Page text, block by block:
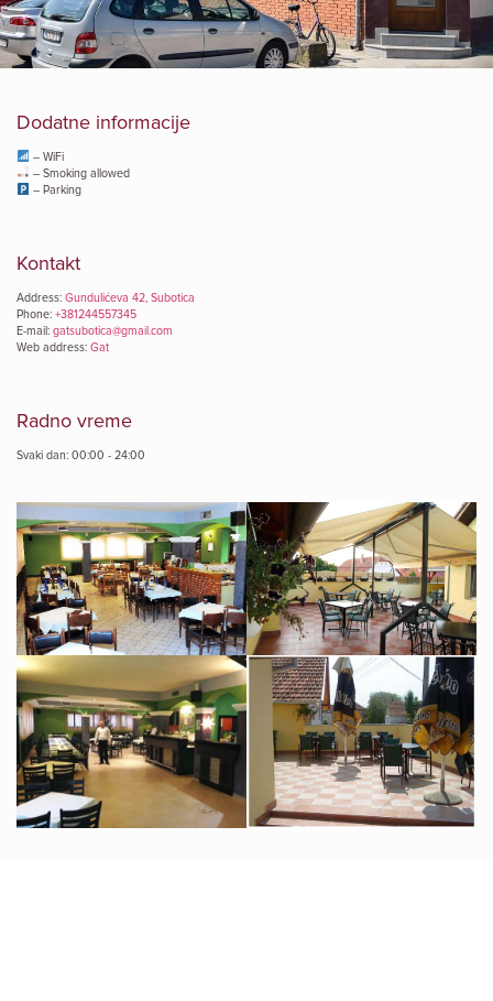
Dodatne informacije
– WiFi
– Smoking allowed
– Parking
Kontakt
Address: Gundulićeva 42, Subotica
Phone: +381244557345
E-mail: gatsubotica@gmail.com
Web address: Gat
Radno vreme
Svaki dan: 00:00 - 24:00